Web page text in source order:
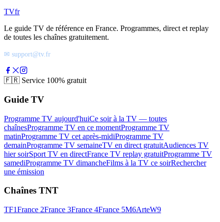
TVfr
Le guide TV de référence en France. Programmes, direct et replay
de toutes les chaînes gratuitement.
✉ support@tv.fr
🇫🇷 Service 100% gratuit
Guide TV
Programme TV aujourd'huiCe soir à la TV — toutes
chaînesProgramme TV en ce momentProgramme TV
matinProgramme TV cet après-midiProgramme TV
demainProgramme TV semaineTV en direct gratuitAudiences TV
hier soirSport TV en directFrance TV replay gratuitProgramme TV
samediProgramme TV dimancheFilms à la TV ce soirRechercher
une émission
Chaînes TNT
TF1France 2France 3France 4France 5M6ArteW9